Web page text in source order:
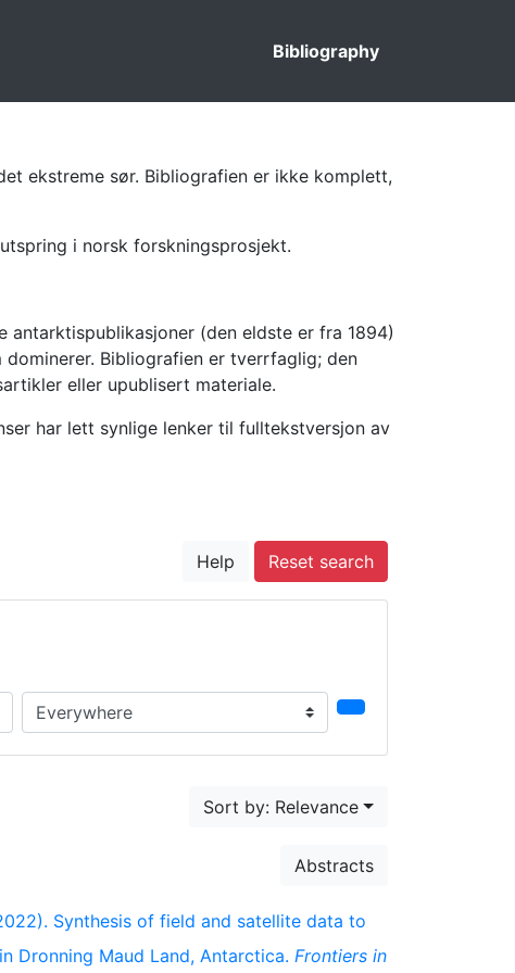
Bibliography
ekstreme sør. Bibliografien er ikke komplett,
i norsk forskningsprosjekt.
antarktispublikasjoner (den eldste er fra 1894)
Bibliografien er tverrfaglig; den
eller upublisert materiale.
har lett synlige lenker til fulltekstversjon av
Help Reset search
Search in...
Sort by: Relevance
Abstracts
Synthesis of field and satellite data to
Dronning Maud Land, Antarctica. Frontiers in